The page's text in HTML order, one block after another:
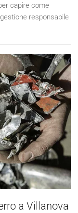
capire come
responsabile
a Villanova